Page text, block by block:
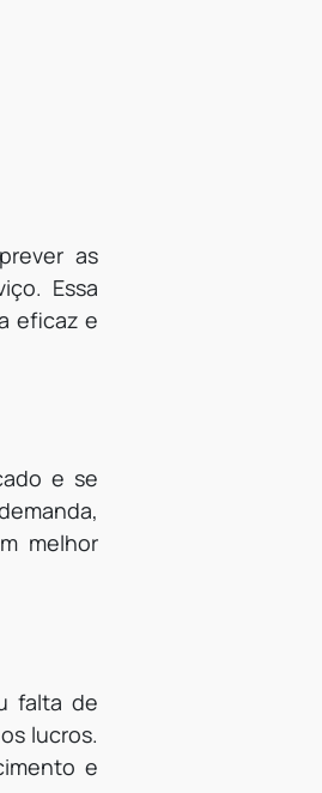
as
Essa
eficaz e
e se
melhor
falta de
lucros.
e